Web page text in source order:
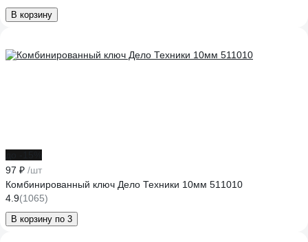
В корзину
97 ₽ /шт
Комбинированный ключ Дело Техники 10мм 511010
4.9(1065)
В корзину по 3